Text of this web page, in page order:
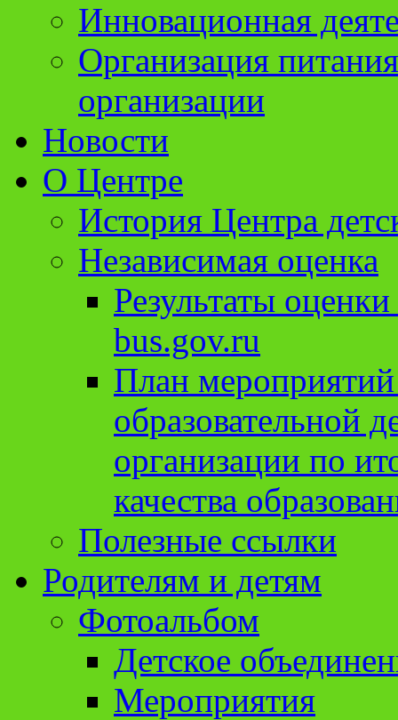
Инновационная
Организация
организации
Новости
О Центре
История Центра
Независимая оценка
Результаты
bus.gov.ru
План
образовательной
организации по
качества
Полезные ссылки
Родителям и детям
Фотоальбом
Детское
Мероприятия